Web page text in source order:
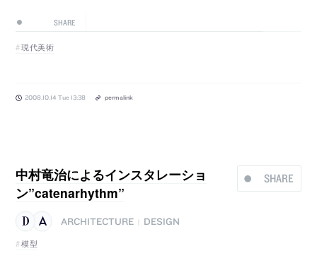
SHARE
現代美術
2008.10.14 Tue 13:38 permalink
SHARE
中村竜治によるインスタレーショ
ン”catenarhythm”
ARCHITECTURE
DESIGN
模型